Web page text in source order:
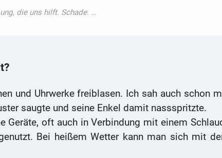
und Uhrwerke freiblasen. Ich sah auch schon
saugte und seine Enkel damit nassspritzte.
Geräte, oft auch in Verbindung mit einem
Bei heißem Wetter kann man sich mit